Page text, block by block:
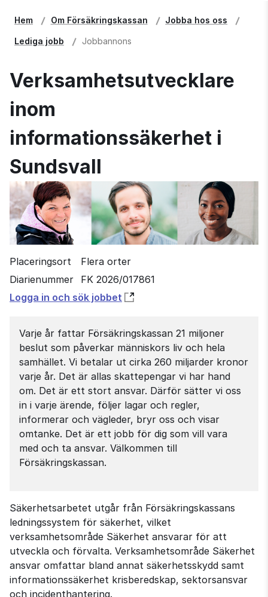
Hem Om Försäkringskassan Jobba hos oss
Lediga jobb Jobbannons
Verksamhetsutvecklare
inom
informationssäkerhet i
Sundsvall
Placeringsort
Flera orter
Diarienummer
FK 2026/017861
Logga in och sök jobbet
Öppnas
fönster
Varje år fattar Försäkringskassan 21 miljoner
beslut som påverkar människors liv och hela
samhället. Vi betalar ut cirka 260 miljarder kronor
varje år. Det är allas skattepengar vi har hand
om. Det är ett stort ansvar. Därför sätter vi oss
in i varje ärende, följer lagar och regler,
informerar och vägleder, bryr oss och visar
omtanke. Det är ett jobb för dig som vill vara
med och ta ansvar. Välkommen till
Försäkringskassan.
Säkerhetsarbetet utgår från Försäkringskassans
ledningssystem för säkerhet, vilket
verksamhetsområde Säkerhet ansvarar för att
utveckla och förvalta. Verksamhetsområde Säkerhet
ansvar omfattar bland annat säkerhetsskydd samt
informationssäkerhet krisberedskap, sektorsansvar
och incidenthantering.